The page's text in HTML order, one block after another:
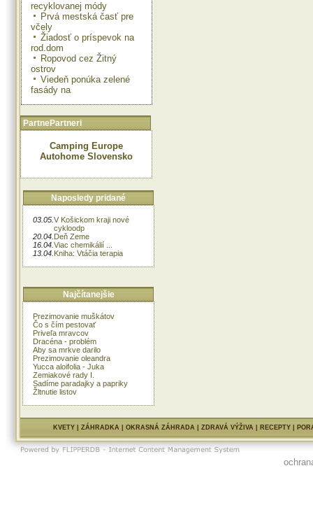
recyklovanej módy
Prvá mestská časť pre
včely
Žiadosť o príspevok na
rod.dom
Ropovod cez Žitný
ostrov
Viedeň ponúka zelené
fasády na
PartnePartneri
Camping Europe
Autohome Slovensko
Naposledy pridané
03.05. V Košickom kraji nové
cykloodp
20.04. Deň Zeme
16.04. Viac chemikálií ...
13.04. Kniha: Vtáčia terapia
Najčítanejšie
Prezimovanie muškátov
Čo s čím pestovať
Priveľa mravcov
Dracéna - problém
Aby sa mrkve darilo
Prezimovanie oleandra
Yucca aloifolia - Juka
Zemiakové rady I.
Sadíme paradajky a papriky
Žltnutie listov
KVETY| ZÁHRADKA| OKRASNÁ ZÁHRADA| ZDRAVÁ VÝŽIVA| RECEPTY|